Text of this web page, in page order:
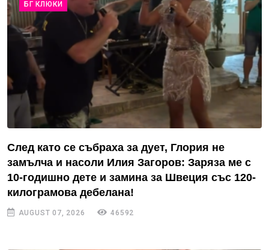
БГ КЛЮКИ
След като се събраха за дует, Глория не
замълча и насоли Илия Загоров: Заряза ме с
10-годишно дете и замина за Швеция със 120-
килограмова дебелана!
AUGUST 07, 2026 46592